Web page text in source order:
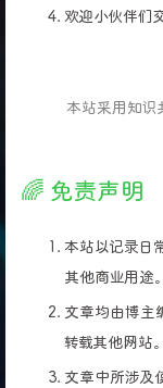
欢迎小伙伴们
本站采用知
🌈 免责声明
本站以记录日
其他商业用途。
文章均由博主
转载其他网站。
文章中所涉及